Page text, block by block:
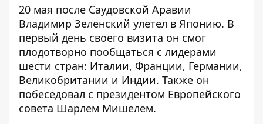
20 мая после Саудовской Аравии
Владимир Зеленский улетел в Японию. В
первый день своего визита он смог
плодотворно пообщаться с лидерами
шести стран: Италии, Франции, Германии,
Великобритании и Индии. Также он
побеседовал с президентом Европейского
совета Шарлем Мишелем.